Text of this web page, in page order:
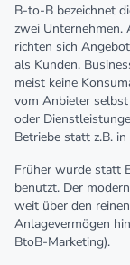
B-to-B bezeichnet
zwei Unternehmen.
richten sich
als Kunden.
meist keine
vom Anbieter
oder
Betriebe statt z.B.
Früher wurde statt
benutzt. Der
weit über den
Anlagevermögen
BtoB-Marketing).